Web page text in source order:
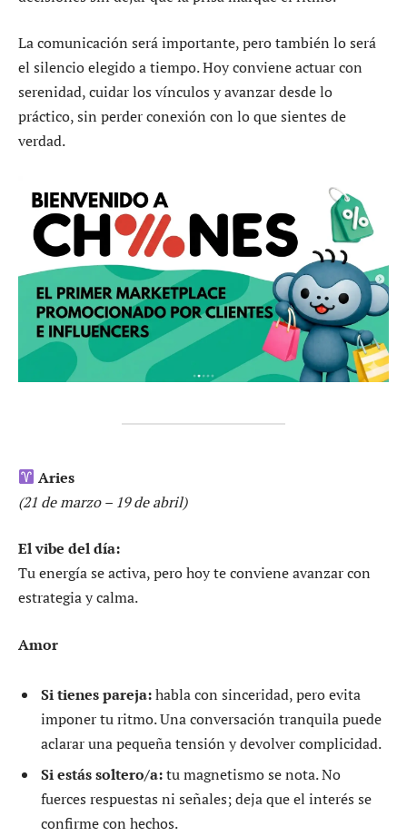
La comunicación será importante, pero también lo será
el silencio elegido a tiempo. Hoy conviene actuar con
serenidad, cuidar los vínculos y avanzar desde lo
práctico, sin perder conexión con lo que sientes de
verdad.
Aries
(21 de marzo – 19 de abril)
El vibe del día:
Tu energía se activa, pero hoy te conviene avanzar con
estrategia y calma.
Amor
Si tienes pareja:habla con sinceridad, pero evita
imponer tu ritmo. Una conversación tranquila puede
aclarar una pequeña tensión y devolver complicidad.
Si estás soltero/a:tu magnetismo se nota. No
fuerces respuestas ni señales; deja que el interés se
confirme con hechos.